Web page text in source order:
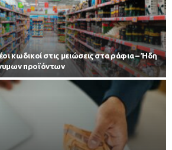
κωδικοί στις μειώσεις στα ράφια – Ήδη
προϊόντων